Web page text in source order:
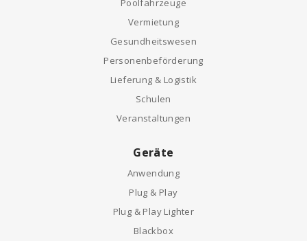
Poolfahrzeuge
Vermietung
Gesundheitswesen
Personenbeförderung
Lieferung & Logistik
Schulen
Veranstaltungen
Geräte
Anwendung
Plug & Play
Plug & Play Lighter
Blackbox